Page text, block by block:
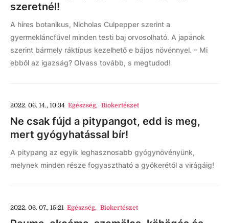
szeretnél!
A híres botanikus, Nicholas Culpepper szerint a
gyermekláncfűvel minden testi baj orvosolható. A japánok
szerint bármely ráktípus kezelhető e bájos növénnyel. – Mi
ebből az igazság? Olvass tovább, s megtudod!
2022. 06. 14., 10:34 Egészség, Biokertészet
Ne csak fújd a pitypangot, edd is meg,
mert gyógyhatással bír!
A pitypang az egyik leghasznosabb gyógynövényünk,
melynek minden része fogyasztható a gyökerétől a virágáig!
2022. 06. 07., 15:21 Egészség, Biokertészet